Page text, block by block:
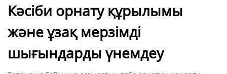
Кәсіби орнату құрылымы
және ұзақ мерзімді
шығындарды үнемдеу